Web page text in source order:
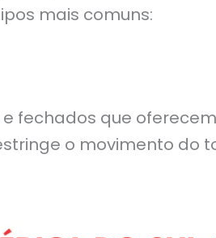
mais comuns:
fechados que
o movimento do